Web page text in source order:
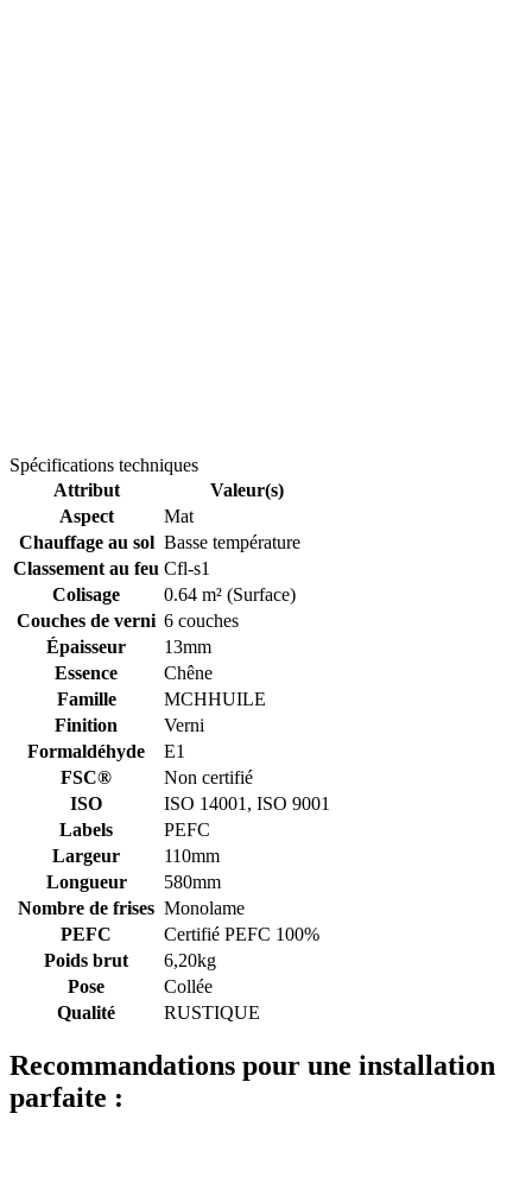
Spécifications techniques
Attribut
Valeur(s)
Aspect
Mat
Chauffage au sol Basse température
Classement au feu Cfl-s1
Colisage
0.64 m² (Surface)
Couches de verni 6 couches
Épaisseur
13mm
Essence
Chêne
Famille
MCHHUILE
Finition
Verni
Formaldéhyde
E1
FSC®
Non certifié
ISO
ISO 14001, ISO 9001
Labels
PEFC
Largeur
110mm
Longueur
580mm
Nombre de frises Monolame
PEFC
Certifié PEFC 100%
Poids brut
6,20kg
Pose
Collée
Qualité
RUSTIQUE
Recommandations pour une installation
parfaite :